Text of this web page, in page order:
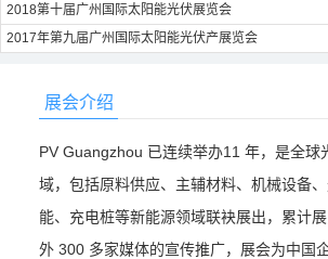
2018第十届广州国际太阳能光伏展览会
2017年第九届广州国际太阳能光伏产展览会
展会介绍
PV Guangzhou 已连续举办11 年，是全
域，包括原料供应、主辅材料、机械设备
能、充电桩等新能源领域联袂展出，累计
外 300 多家媒体的宣传推广，展会为中国